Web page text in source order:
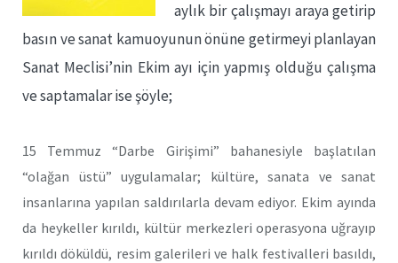
aylık bir çalışmayı araya getirip
basın ve sanat kamuoyunun önüne getirmeyi planlayan
Sanat Meclisi’nin Ekim ayı için yapmış olduğu çalışma
ve saptamalar ise şöyle;
15 Temmuz “Darbe Girişimi” bahanesiyle başlatılan
“olağan üstü” uygulamalar; kültüre, sanata ve sanat
insanlarına yapılan saldırılarla devam ediyor. Ekim ayında
da heykeller kırıldı, kültür merkezleri operasyona uğrayıp
kırıldı döküldü, resim galerileri ve halk festivalleri basıldı,